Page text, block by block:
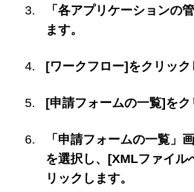
「各アプリケーションの
ます。
[ワークフロー]をクリック
[申請フォームの一覧]をク
「申請フォームの一覧」
を選択し、[XMLファイル
リックします。